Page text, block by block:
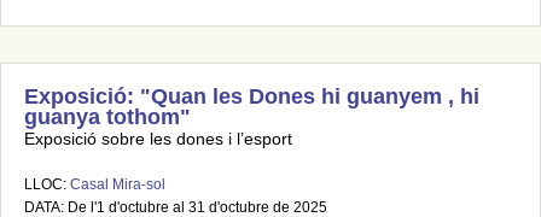
Exposició: "Quan les Dones hi guanyem , hi
guanya tothom"
Exposició sobre les dones i l’esport
LLOC: Casal Mira-sol
DATA: De l'1 d'octubre al 31 d'octubre de 2025